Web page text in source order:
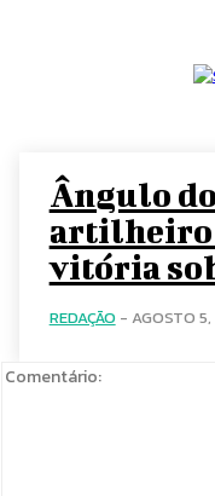
Ângulo
artilheiro
vitória
REDAÇÃO - AGOSTO